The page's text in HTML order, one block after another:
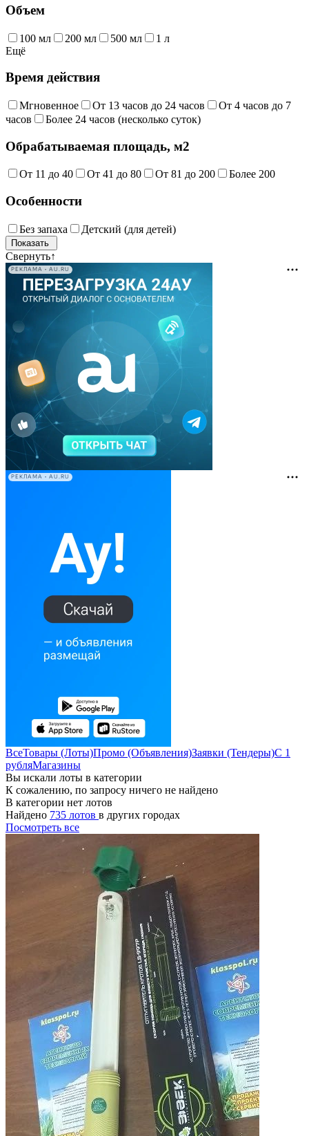
Объем
100 мл 200 мл 500 мл
1 л
Ещё
Время действия
Мгновенное От 13 часов до 24 часов
От 4 часов до 7
часов
Более 24 часов (несколько суток)
Обрабатываемая площадь, м2
От 11 до 40 От 41 до 80 От 81 до 200 Более 200
Особенности
Без запаха Детский (для детей)
Свернуть↑
РЕКЛАМА • AU.RU
РЕКЛАМА • AU.RU
ВсеТовары (Лоты)Промо (Объявления)Заявки (Тендеры)С 1
рубляМагазины
Вы искали лоты в категории
К сожалению, по запросу ничего не найдено
В категории нет лотов
Найдено 735 лотов в других городах
Посмотреть все